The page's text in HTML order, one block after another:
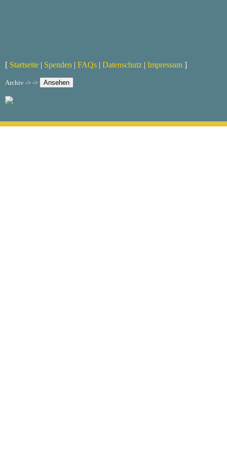
[ Startseite | Spenden | FAQs | Datenschutz | Impressum ]
Archiv -> ->